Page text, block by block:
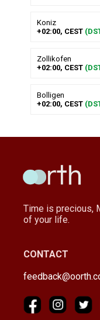
Koniz
+02:00, CEST
Zollikofen
+02:00, CEST
Bolligen
+02:00, CEST
Time is precious,
of your life.
CONTACT